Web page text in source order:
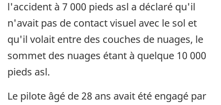
l'accident à 7 000 pieds asl a déclaré qu'il
n'avait pas de contact visuel avec le sol et
qu'il volait entre des couches de nuages, le
sommet des nuages étant à quelque 10 000
pieds asl.
Le pilote âgé de 28 ans avait été engagé par